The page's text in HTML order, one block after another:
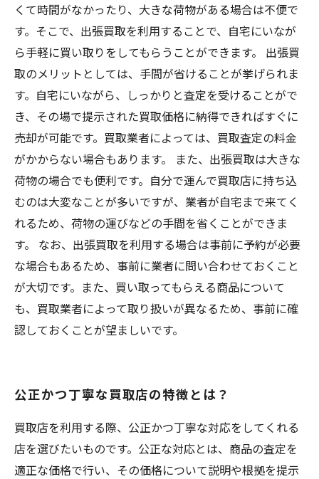
くて時間がなかったり、大きな荷物がある場合は不便で
す。そこで、出張買取を利用することで、自宅にいなが
ら手軽に買い取りをしてもらうことができます。 出張買
取のメリットとしては、手間が省けることが挙げられま
す。自宅にいながら、しっかりと査定を受けることがで
き、その場で提示された買取価格に納得できればすぐに
売却が可能です。買取業者によっては、買取査定の料金
がかからない場合もあります。 また、出張買取は大きな
荷物の場合でも便利です。自分で運んで買取店に持ち込
むのは大変なことが多いですが、業者が自宅まで来てく
れるため、荷物の運びなどの手間を省くことができま
す。 なお、出張買取を利用する場合は事前に予約が必要
な場合もあるため、事前に業者に問い合わせておくこと
が大切です。また、買い取ってもらえる商品について
も、買取業者によって取り扱いが異なるため、事前に確
認しておくことが望ましいです。
公正かつ丁寧な買取店の特徴とは？
買取店を利用する際、公正かつ丁寧な対応をしてくれる
店を選びたいものです。公正な対応とは、商品の査定を
適正な価格で行い、その価格について説明や根拠を提示